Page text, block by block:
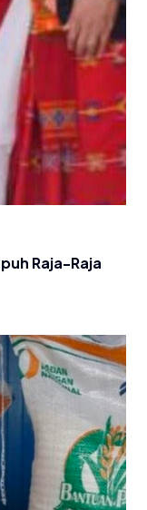
Raja-Raja